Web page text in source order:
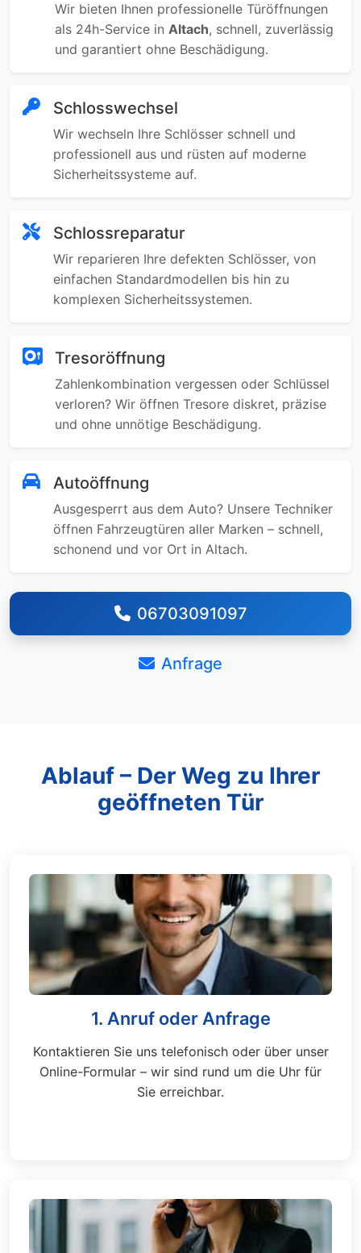
Wir bieten Ihnen professionelle Türöffnungen
als 24h-Service in Altach, schnell, zuverlässig
und garantiert ohne Beschädigung.
Schlosswechsel
Wir wechseln Ihre Schlösser schnell und
professionell aus und rüsten auf moderne
Sicherheitssysteme auf.
Schlossreparatur
Wir reparieren Ihre defekten Schlösser, von
einfachen Standardmodellen bis hin zu
komplexen Sicherheitssystemen.
Tresoröffnung
Zahlenkombination vergessen oder Schlüssel
verloren? Wir öffnen Tresore diskret, präzise
und ohne unnötige Beschädigung.
Autoöffnung
Ausgesperrt aus dem Auto? Unsere Techniker
öffnen Fahrzeugtüren aller Marken – schnell,
schonend und vor Ort in Altach.
06703091097
Anfrage
Ablauf – Der Weg zu Ihrer
geöffneten Tür
1. Anruf oder Anfrage
Kontaktieren Sie uns telefonisch oder über unser
Online-Formular – wir sind rund um die Uhr für
Sie erreichbar.